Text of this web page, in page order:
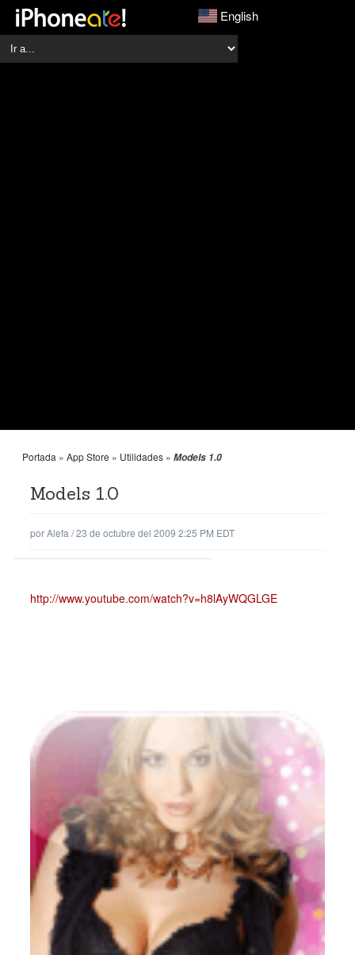
English
Portada » App Store » Utilidades » Models 1.0
Models 1.0
porAlefa /23 de octubre del 2009 2:25 PM EDT
http://www.youtube.com/watch?v=h8lAyWQGLGE